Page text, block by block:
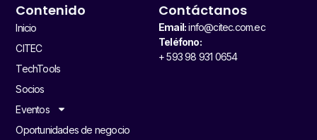
Contenido
Inicio
CITEC
TechTools
Socios
Eventos
Oportunidades de negocio
Contáctanos
Email:info@citec.com.ec
Teléfono:
+ 593 98 931 0654